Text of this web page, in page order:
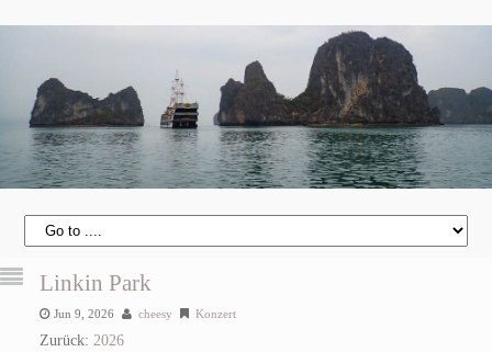
Linkin Park
Jun 9, 2026 cheesy Konzert
Zurück: 2026